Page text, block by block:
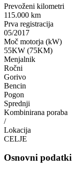
Prevoženi kilometri
115.000 km
Prva registracija
05/2017
Moč motorja (kW)
55KW (75KM)
Menjalnik
Ročni
Gorivo
Bencin
Pogon
Sprednji
Kombinirana poraba
/
Lokacija
CELJE
Osnovni podatki